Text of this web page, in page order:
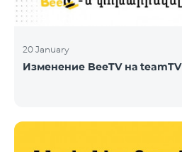
20 January
Изменение BeeTV на teamTV